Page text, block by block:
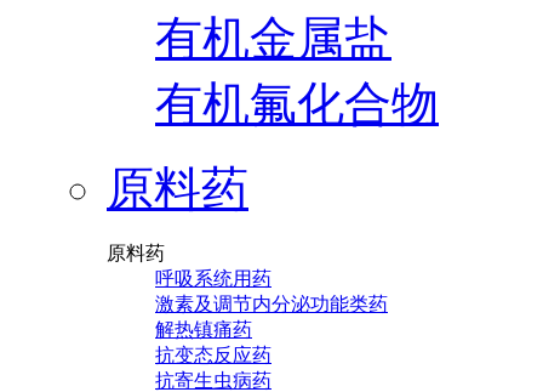
有机金属盐
有机氟化合物
原料药
原料药
呼吸系统用药
激素及调节内分泌功能类药
解热镇痛药
抗变态反应药
抗寄生虫病药